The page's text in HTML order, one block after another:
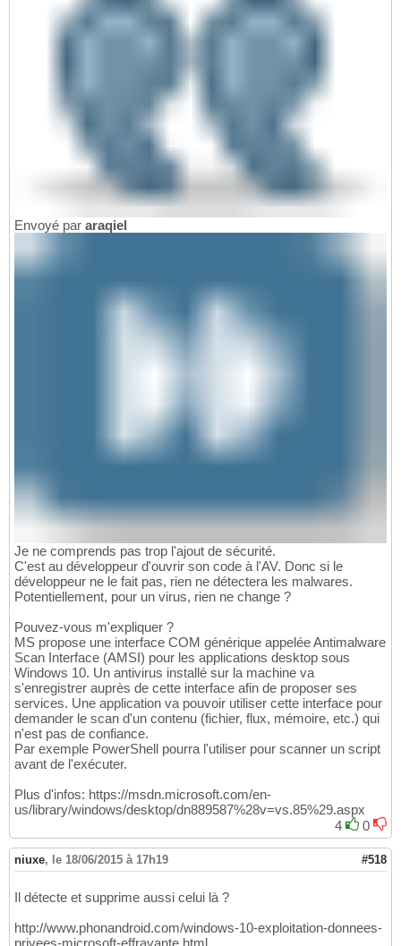
Envoyé par araqiel
Je ne comprends pas trop l'ajout de sécurité.
C'est au développeur d'ouvrir son code à l'AV. Donc si le
développeur ne le fait pas, rien ne détectera les malwares.
Potentiellement, pour un virus, rien ne change ?
Pouvez-vous m'expliquer ?
MS propose une interface COM générique appelée Antimalware
Scan Interface (AMSI) pour les applications desktop sous
Windows 10. Un antivirus installé sur la machine va
s'enregistrer auprès de cette interface afin de proposer ses
services. Une application va pouvoir utiliser cette interface pour
demander le scan d'un contenu (fichier, flux, mémoire, etc.) qui
n'est pas de confiance.
Par exemple PowerShell pourra l'utiliser pour scanner un script
avant de l'exécuter.
Plus d'infos: https://msdn.microsoft.com/en-
us/library/windows/desktop/dn889587%28v=vs.85%29.aspx
4
0
niuxe, le 18/06/2015 à 17h19 #518
Il détecte et supprime aussi celui là ?
http://www.phonandroid.com/windows-10-exploitation-donnees-
privees-microsoft-effrayante.html